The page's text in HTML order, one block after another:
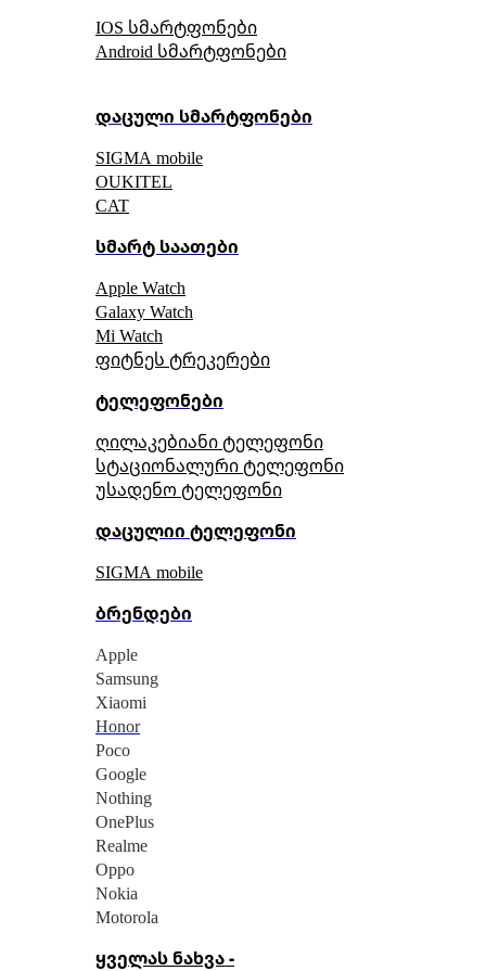
IOS სმარტფონები
Android სმარტფონები
დაცული სმარტფონები
SIGMA mobile
OUKITEL
CAT
სმარტ საათები
Apple Watch
Galaxy Watch
Mi Watch
ფიტნეს ტრეკერები
ტელეფონები
ღილაკებიანი ტელეფონი
სტაციონალური ტელეფონი
უსადენო ტელეფონი
დაცულიი ტელეფონი
SIGMA mobile
ბრენდები
Apple
Samsung
Xiaomi
Honor
Poco
Google
Nothing
OnePlus
Realme
Oppo
Nokia
Motorola
ყველას ნახვა -